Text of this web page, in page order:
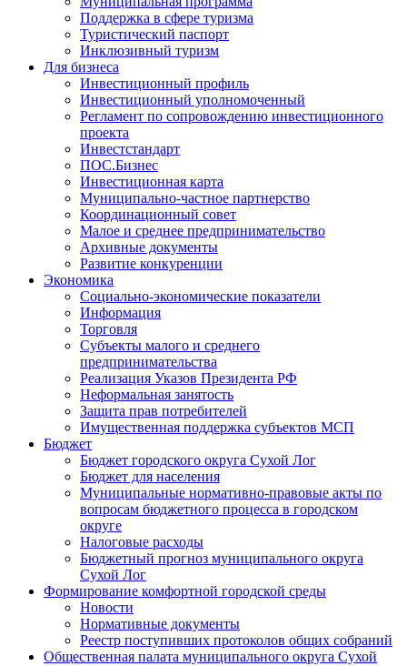
Поддержка в сфере туризма
Туристический паспорт
Инклюзивный туризм
Для бизнеса
Инвестиционный профиль
Инвестиционный уполномоченный
Регламент по сопровождению инвестиционного
проекта
Инвестстандарт
ПОС.Бизнес
Инвестиционная карта
Муниципально-частное партнерство
Координационный совет
Малое и среднее предпринимательство
Архивные документы
Развитие конкуренции
Экономика
Социально-экономические показатели
Информация
Торговля
Субъекты малого и среднего
предпринимательства
Реализация Указов Президента РФ
Неформальная занятость
Защита прав потребителей
Имущественная поддержка субъектов МСП
Бюджет
Бюджет городского округа Сухой Лог
Бюджет для населения
Муниципальные нормативно-правовые акты по
вопросам бюджетного процесса в городском
округе
Налоговые расходы
Бюджетный прогноз муниципального округа
Сухой Лог
Формирование комфортной городской среды
Новости
Нормативные документы
Реестр поступивших протоколов общих собраний
Общественная палата муниципального округа Сухой